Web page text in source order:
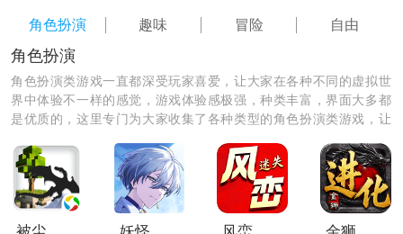
《王国之心》游戏测评：
可以操控人物角色灵活的释放出技能，在冒险的过程中
需要对战很多敌人，还能够了解到这款游戏的背后故
事。
角色扮演 趣味 冒险 自由
角色扮演
角色扮演类游戏一直都深受玩家喜爱，让大家在各种不同的虚拟世
界中体验不一样的感觉，游戏体验感极强，种类丰富，界面大多都
是优质的，这里专门为大家收集了各种类型的角色扮演类游戏，让